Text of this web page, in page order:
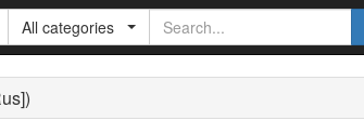
All categories